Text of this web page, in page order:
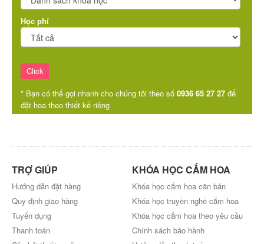
Học phí
* Bạn có thể gọi nhanh cho chúng tôi theo số 0936 65 27 27 để
đặt hoa theo thiết kế riêng
TRỢ GIÚP
Hướng dẫn đặt hàng
Quy định giao hàng
Tuyển dụng
Thanh toán
KHÓA HỌC CẮM HOA
Khóa học cắm hoa căn bản
Khóa học truyền nghề cắm hoa
Khóa học cắm hoa theo yêu cầu
Chính sách bảo hành